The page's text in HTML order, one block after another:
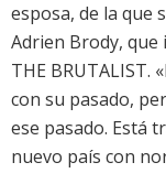
esposa, de la que
Adrien Brody,
THE BRUTALIST.
con su pasado,
ese pasado. Está
nuevo país con